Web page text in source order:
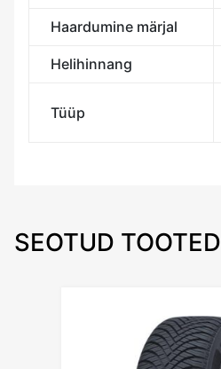
Haardumine märjal
Helihinnang
Tüüp
SEOTUD TOOTED